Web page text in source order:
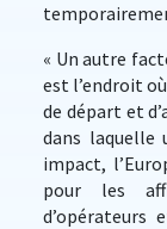
« Un autre
est l’endroit
de départ et
dans laquelle
impact,
pour les
d’opérateurs